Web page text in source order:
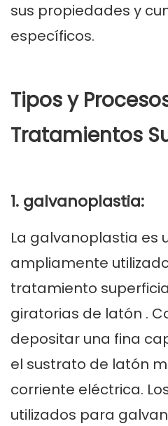
sus propiedades y
específicos.
Tipos y
Tratamientos
1. galvanoplastia:
La galvanoplastia es
ampliamente
tratamiento
giratorias de latón .
depositar una fina
el sustrato de latón
corriente eléctrica.
utilizados para